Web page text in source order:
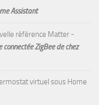
Assistant
référence Matter -
connectée ZigBee de chez
virtuel sous Home